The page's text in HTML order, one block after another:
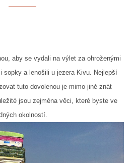
aby se vydali na výlet za ohroženými
sopky a lenošili u jezera Kivu. Nejlepší
tuto dovolenou je mimo jiné znát
jsou zejména věci, které byste ve
okolností.